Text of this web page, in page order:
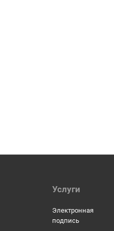
Услуги
Электронная
подпись